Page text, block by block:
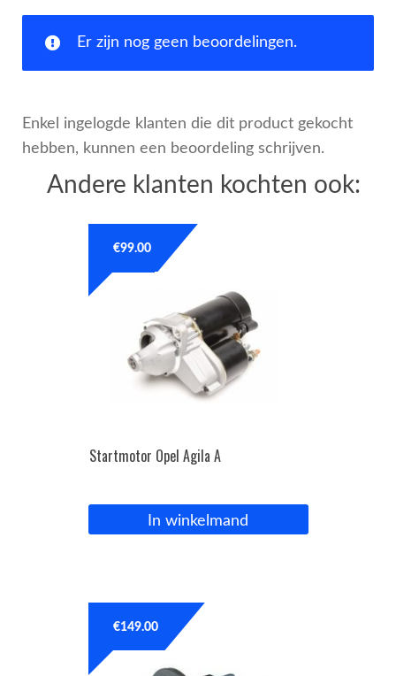
Er zijn nog geen beoordelingen.
Enkel ingelogde klanten die dit product gekocht
hebben, kunnen een beoordeling schrijven.
Andere klanten kochten ook:
Startmotor Opel Agila A
€99.00
In winkelmand
€149.00